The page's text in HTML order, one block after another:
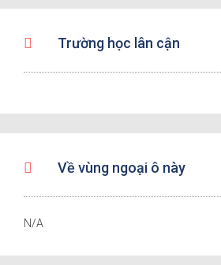
Trường học lân cận
Về vùng ngoại ô này
N/A